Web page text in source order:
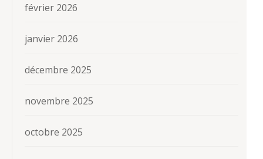
février 2026
janvier 2026
décembre 2025
novembre 2025
octobre 2025